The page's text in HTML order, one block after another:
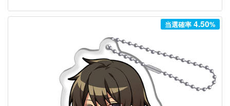
当選確率4.50%